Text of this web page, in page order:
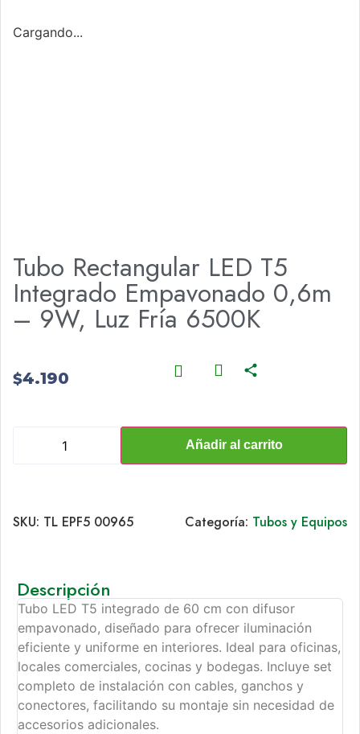
Cargando...
Tubo Rectangular LED T5
Integrado Empavonado 0,6m
– 9W, Luz Fría 6500K
$4.190
Añadir al carrito
SKU: TL EPF5 00965 Categoría: Tubos y Equipos
Descripción
Tubo LED T5 integrado de 60 cm con difusor
empavonado, diseñado para ofrecer iluminación
eficiente y uniforme en interiores. Ideal para oficinas,
locales comerciales, cocinas y bodegas. Incluye set
completo de instalación con cables, ganchos y
conectores, facilitando su montaje sin necesidad de
accesorios adicionales.